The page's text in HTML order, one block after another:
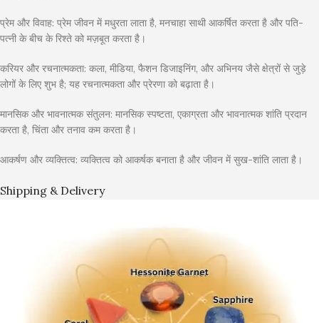
प्रेम और विवाह: प्रेम जीवन में मधुरता लाता है, मनचाहा साथी आकर्षित करता है और पति-
पत्नी के बीच के रिश्ते को मज़बूत करता है।
करियर और रचनात्मकता: कला, मीडिया, फैशन डिजाइनिंग, और अभिनय जैसे क्षेत्रों से जुड़े
लोगों के लिए शुभ है; यह रचनात्मकता और प्रेरणा को बढ़ाता है।
मानसिक और भावनात्मक संतुलन: मानसिक स्पष्टता, एकाग्रता और भावनात्मक शांति प्रदान
करता है, चिंता और तनाव कम करता है।
आकर्षण और व्यक्तित्व: व्यक्तित्व को आकर्षक बनाता है और जीवन में सुख-शांति लाता है।
Shipping & Delivery